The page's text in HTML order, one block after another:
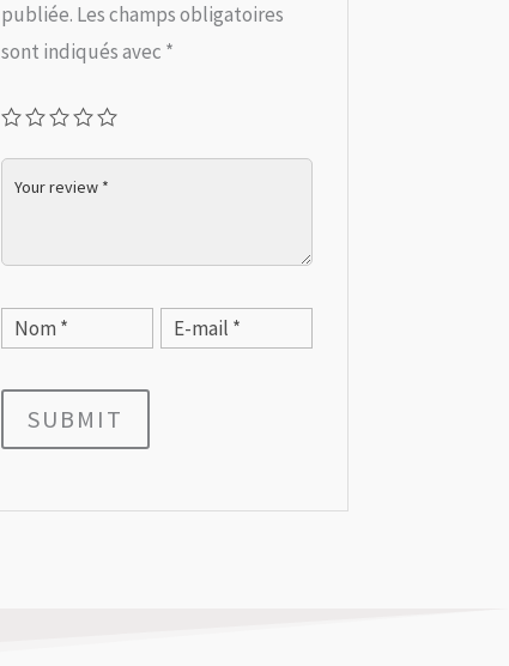
publiée. Les champs obligatoires
sont indiqués avec *
SUBMIT